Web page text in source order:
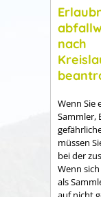
nach
Wenn Sie
Sammler,
müssen
bei der
Wenn
als